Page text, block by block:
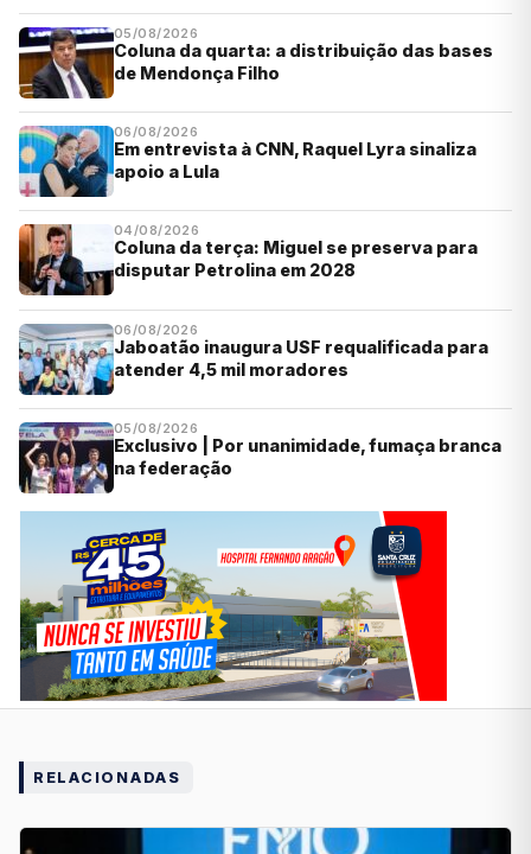
05/08/2026
Coluna da quarta: a distribuição das bases
de Mendonça Filho
06/08/2026
Em entrevista à CNN, Raquel Lyra sinaliza
apoio a Lula
04/08/2026
Coluna da terça: Miguel se preserva para
disputar Petrolina em 2028
06/08/2026
Jaboatão inaugura USF requalificada para
atender 4,5 mil moradores
05/08/2026
Exclusivo | Por unanimidade, fumaça branca
na federação
RELACIONADAS